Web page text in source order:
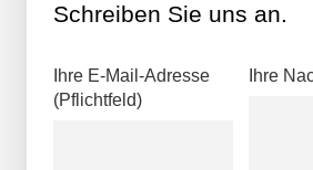
Schreiben Sie uns an.
Ihre E-Mail-Adresse
(Pflichtfeld)
Ihre